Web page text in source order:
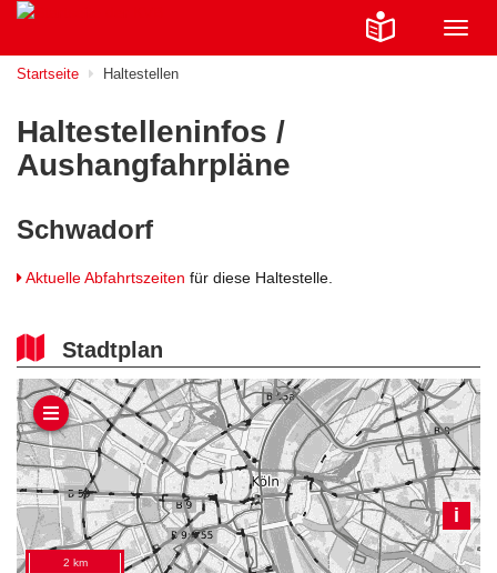
ein-/
Startseite Haltestellen
Haltestelleninfos /
Aushangfahrpläne
Schwadorf
Aktuelle Abfahrtszeiten für diese Haltestelle.
Stadtplan